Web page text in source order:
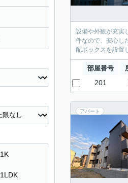
設備や外観が充実
件なので、安心し
配ボックスを設置
部屋番号
201
アパート
1K
1LDK